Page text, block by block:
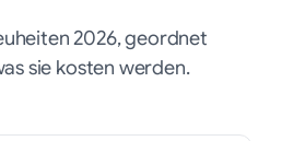
2026, geordnet
sie kosten werden.